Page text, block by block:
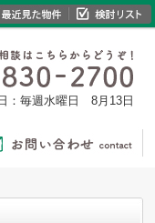
：毎週水曜日 8月13日